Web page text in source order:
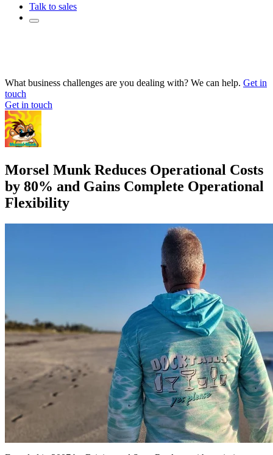
Talk to sales
What business challenges are you dealing with? We can help. Get in
touch
Get in touch
Morsel Munk Reduces Operational Costs
by 80% and Gains Complete Operational
Flexibility